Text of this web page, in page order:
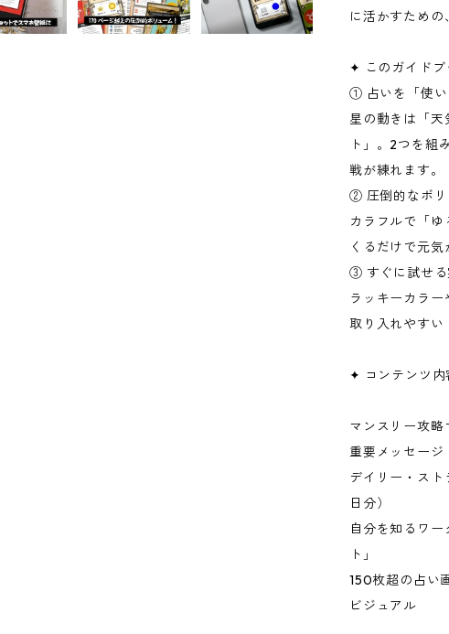
に活かすための
✦ このガイドブ
① 占いを「使い
星の動きは「
ト」。2つを組
戦が練れます。
② 圧倒的なボリ
カラフルで「
くるだけで元
③ すぐに試せる
ラッキーカラ
取り入れやすい
✦ コンテンツ内
マンスリー攻
重要メッセージ
デイリー・ス
日分）
自分を知るワ
ト」
150枚超の占い
ビジュアル